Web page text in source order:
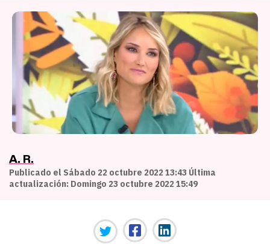
A. R.
Publicado el Sábado 22 octubre 2022 13:43 Última
actualización: Domingo 23 octubre 2022 15:49